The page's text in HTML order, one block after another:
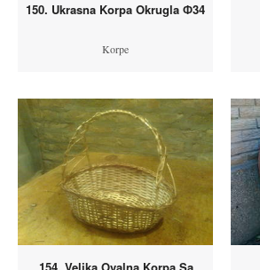
150. Ukrasna Korpa Okrugla Ф34
Korpe